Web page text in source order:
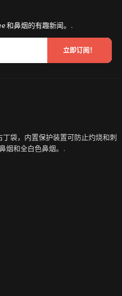
和鼻烟的有趣新闻。.
立即订阅！
袋，内置保护装置可防止灼烧和刺
烟和全白色鼻烟。.